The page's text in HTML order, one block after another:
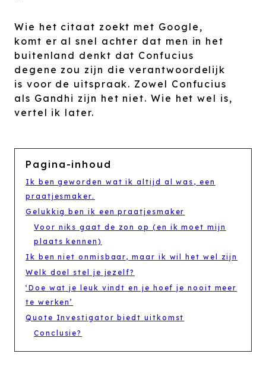
Wie het citaat zoekt met Google,
komt er al snel achter dat men in het
buitenland denkt dat Confucius
degene zou zijn die verantwoordelijk
is voor de uitspraak. Zowel Confucius
als Gandhi zijn het niet. Wie het wel is,
vertel ik later.
Pagina-inhoud
Ik ben geworden wat ik altijd al was, een
praatjesmaker.
Gelukkig ben ik een praatjesmaker
Voor niks gaat de zon op (en ik moet mijn
plaats kennen)
Ik ben niet onmisbaar, maar ik wil het wel zijn
Welk doel stel je jezelf?
‘Doe wat je leuk vindt en je hoef je nooit meer
te werken’
Quote Investigator biedt uitkomst
Conclusie?